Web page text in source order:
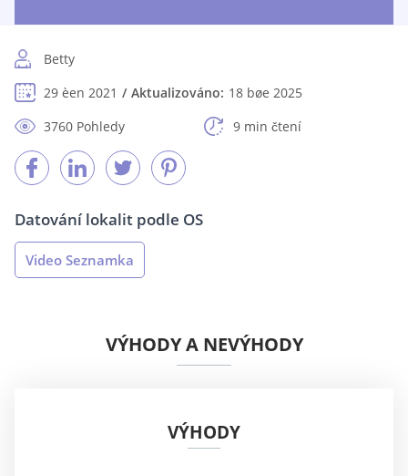
Betty
29 èen 2021
Aktualizováno: 18 bøe 2025
3760 Pohledy
9 min čtení
Datování lokalit podle OS
Video Seznamka
VÝHODY A NEVÝHODY
VÝHODY